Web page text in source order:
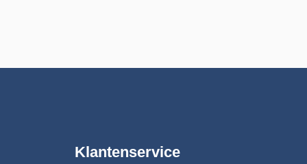
Klantenservice